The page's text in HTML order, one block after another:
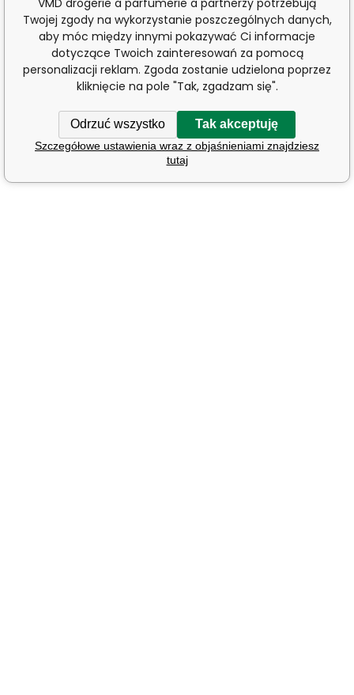
Twojej zgody na wykorzystanie poszczególnych danych,
aby móc między innymi pokazywać Ci informacje
dotyczące Twoich zainteresowań za pomocą
personalizacji reklam. Zgoda zostanie udzielona poprzez
kliknięcie na pole "Tak, zgadzam się".
Odrzuć wszystko Tak akceptuję
Szczegółowe ustawienia wraz z objaśnieniami znajdziesz
tutaj